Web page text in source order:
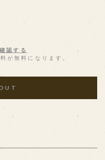
認する
が無料になります。